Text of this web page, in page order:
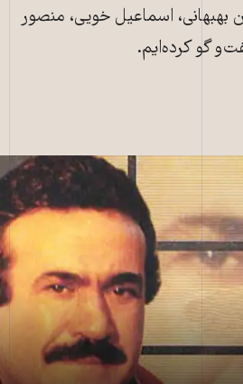
بهبهانی، اسماعیل خویی، منصور
گو کرده‌ایم.